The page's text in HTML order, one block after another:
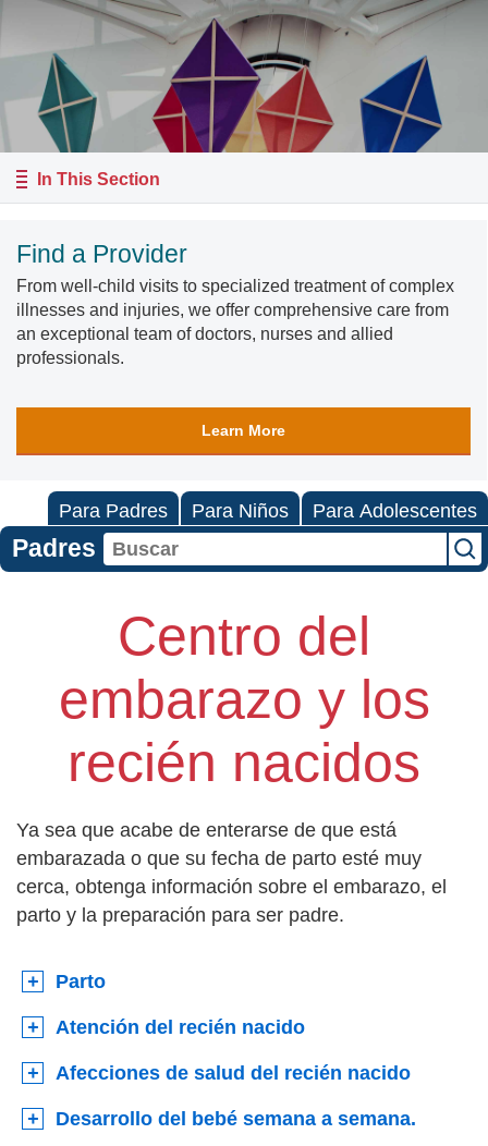
In This Section
Find a Provider
From well-child visits to specialized treatment of complex
illnesses and injuries, we offer comprehensive care from
an exceptional team of doctors, nurses and allied
professionals.
Learn More
Para Padres Para Niños Para Adolescentes
Padres
Centro del
embarazo y los
recién nacidos
Ya sea que acabe de enterarse de que está
embarazada o que su fecha de parto esté muy
cerca, obtenga información sobre el embarazo, el
parto y la preparación para ser padre.
Parto
Atención del recién nacido
Afecciones de salud del recién nacido
Desarrollo del bebé semana a semana.